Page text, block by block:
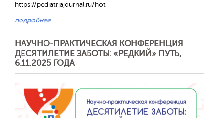
https://pediatriajournal.ru/hot
подробнее
НАУЧНО-ПРАКТИЧЕСКАЯ КОНФЕРЕНЦИЯ
ДЕСЯТИЛЕТИЕ ЗАБОТЫ: «РЕДКИЙ» ПУТЬ,
6.11.2025 ГОДА